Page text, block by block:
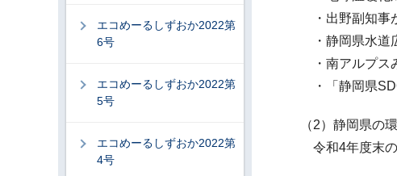
・出野副知事
・静岡県水道
・南アルプス
・「静岡県
（2）静岡県の
令和4年度末の
エコめーるしずおか2022第
6号
エコめーるしずおか2022第
5号
エコめーるしずおか2022第
4号